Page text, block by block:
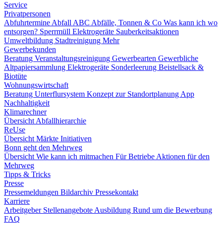
Service
Privatpersonen
Abfuhrtermine Abfall ABC Abfälle, Tonnen & Co Was kann ich wo
entsorgen? Sperrmüll Elektrogeräte Sauberkeitsaktionen
Umweltbildung Stadtreinigung Mehr
Gewerbekunden
Beratung Veranstaltungsreinigung Gewerbearten Gewerbliche
Altpapiersammlung Elektrogeräte Sonderleerung Beistellsack &
Biotüte
Wohnungswirtschaft
Beratung Unterflursystem Konzept zur Standortplanung App
Nachhaltigkeit
Klimarechner
Übersicht Abfallhierarchie
ReUse
Übersicht Märkte Initiativen
Bonn geht den Mehrweg
Übersicht Wie kann ich mitmachen Für Betriebe Aktionen für den
Mehrweg
Tipps & Tricks
Presse
Pressemeldungen Bildarchiv Pressekontakt
Karriere
Arbeitgeber Stellenangebote Ausbildung Rund um die Bewerbung
FAQ